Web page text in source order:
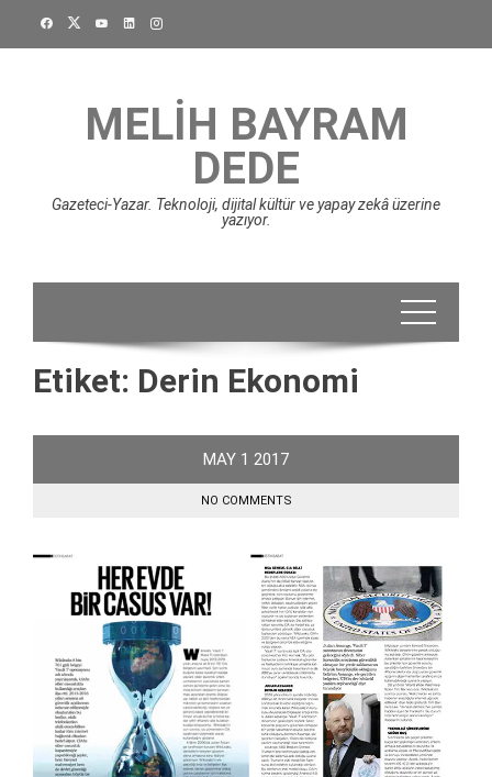
MELIH BAYRAM
DEDE
Gazeteci-Yazar. Teknoloji, dijital kültür ve yapay zekâ üzerine
yazıyor.
Etiket: Derin Ekonomi
MAY 1 2017
NO COMMENTS